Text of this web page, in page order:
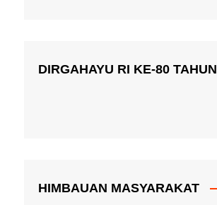
DIRGAHAYU RI KE-80 TAHUN
HIMBAUAN MASYARAKAT